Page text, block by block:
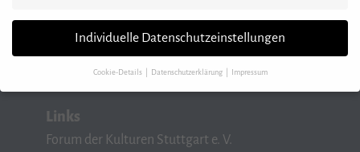
Fax 07 11/248 48 08-88
Links
Forum der Kulturen Stuttgart e. V.
Individuelle Datenschutzeinstellungen
Cookie-Details Datenschutzerklärung Impressum
Datenschutzeinstellungen
geben möchten, müssen Sie Ihre Erziehungsberechtigten um Erlaubnis bitten.